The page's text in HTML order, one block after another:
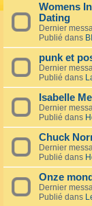
Womens
Dating
Dernier
Publié dans
punk et
Dernier
Publié dans
Isabelle
Dernier
Publié dans
Chuck
Dernier
Publié dans
Onze
Dernier
Publié dans